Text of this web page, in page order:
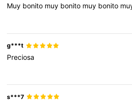
Muy bonito muy bonito muy bonito
g***t
Preciosa
s***7